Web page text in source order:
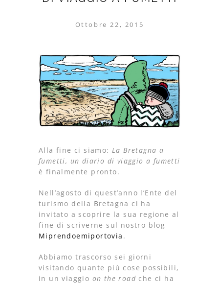
Ottobre 22, 2015
Alla fine ci siamo: La Bretagna a
fumetti, un diario di viaggio a fumetti
è finalmente pronto.
Nell’agosto di quest’anno l’Ente del
turismo della Bretagna ci ha
invitato a scoprire la sua regione al
fine di scriverne sul nostro blog
Miprendoemiportovia .
Abbiamo trascorso sei giorni
visitando quante più cose possibili,
in un viaggio on the road che ci ha